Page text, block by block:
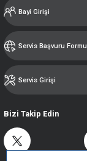
Bayi Girişi
Servis Başvuru Formu
Servis Girişi
Bizi Takip Edin